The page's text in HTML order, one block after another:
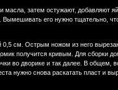
затем остужают, добавляют
его нужно тщательно,
см. Острым ножом из него
получится кривым. Для сборки
во дворике и так далее. В общем,
нужно снова раскатать пласт и